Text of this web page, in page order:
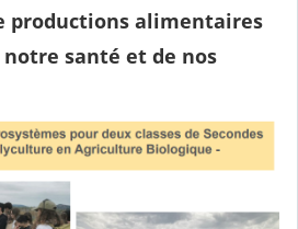
productions alimentaires
santé et de nos